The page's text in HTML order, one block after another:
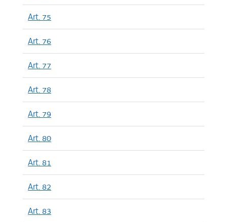
Art. 75
Art. 76
Art. 77
Art. 78
Art. 79
Art. 80
Art. 81
Art. 82
Art. 83